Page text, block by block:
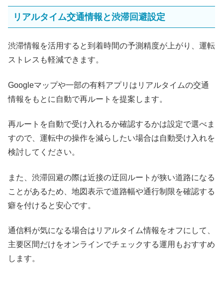
リアルタイム交通情報と渋滞回避設定
渋滞情報を活用すると到着時間の予測精度が上がり、運転
ストレスも軽減できます。
Googleマップや一部の有料アプリはリアルタイムの交通
情報をもとに自動で再ルートを提案します。
再ルートを自動で受け入れるか確認するかは設定で選べま
すので、運転中の操作を減らしたい場合は自動受け入れを
検討してください。
また、渋滞回避の際は近接の迂回ルートが狭い道路になる
ことがあるため、地図表示で道路幅や通行制限を確認する
癖を付けると安心です。
通信料が気になる場合はリアルタイム情報をオフにして、
主要区間だけをオンラインでチェックする運用もおすすめ
します。